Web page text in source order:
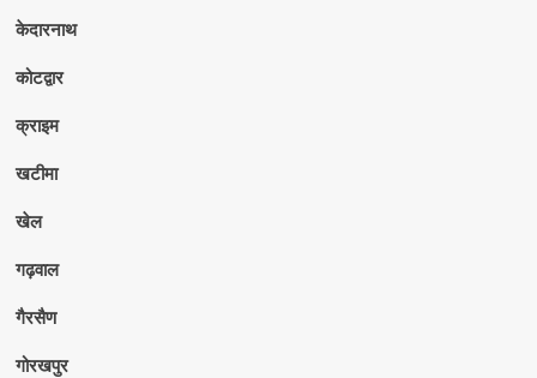
केदारनाथ
कोटद्वार
क्राइम
खटीमा
खेल
गढ़वाल
गैरसैण
गोरखपुर